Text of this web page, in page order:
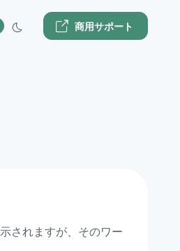
商用サポート
されますが、そのワー